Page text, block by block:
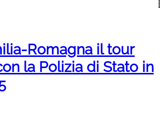
Romagna il tour
la Polizia di Stato in